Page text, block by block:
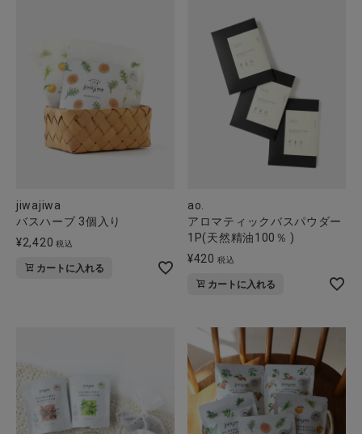
jiwajiwa
バスハーブ 3個入り
¥2,420 税込
カートに入れる
ao.
アロマティックバスパウダー
1P(天然精油100％ )
¥420 税込
カートに入れる